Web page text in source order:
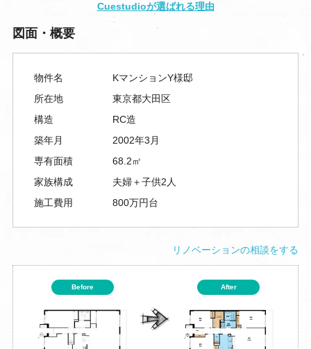
Cuestudioが選ばれる理由
図面・概要
物件名
KマンションY様邸
所在地
東京都大田区
構造
RC造
築年月
2002年3月
専有面積
68.2㎡
家族構成
夫婦＋子供2人
施工費用
800万円台
リノベーションの相談をする
Before After